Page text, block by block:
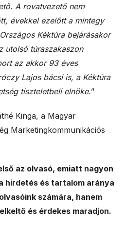
A rovatvezető nem
évekkel ezelőtt a mintegy
Kéktúra bejárásakor
utolsó túraszakaszon
az akkor 93 éves
Lajos bácsi is, a Kéktúra
tiszteletbeli elnöke.”
Kinga, a Magyar
Marketingkommunikációs
az olvasó, emiatt nagyon
hirdetés és tartalom aránya
számára, hanem
és érdekes maradjon.